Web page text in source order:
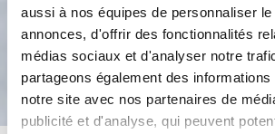
aussi à nos équipes de personnaliser
annonces, d'offrir des fonctionnalités
médias sociaux et d'analyser notre
partageons également des
notre site avec nos partenaires de
publicité et d'analyse, qui peuvent
Bon